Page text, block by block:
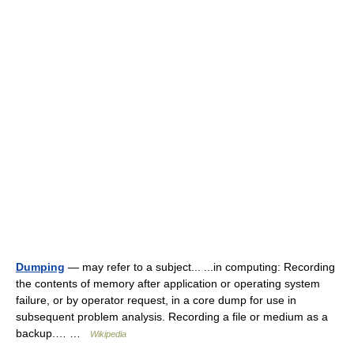
Dumping — may refer to a subject... ...in computing: Recording
the contents of memory after application or operating system
failure, or by operator request, in a core dump for use in
subsequent problem analysis. Recording a file or medium as a
backup.… …
Wikipedia